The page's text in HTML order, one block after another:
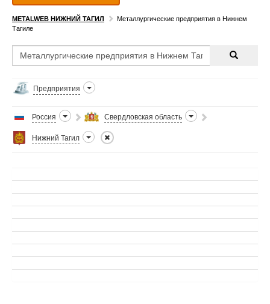
METALWEB НИЖНИЙ ТАГИЛ
Металлургические предприятия в Нижнем
Тагиле
Предприятия
Россия Свердловская область
Нижний Тагил